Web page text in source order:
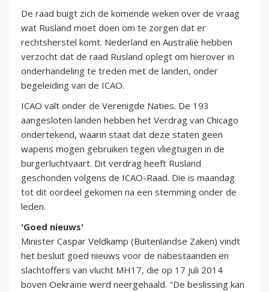
De raad buigt zich de komende weken over de vraag
wat Rusland moet doen om te zorgen dat er
rechtsherstel komt. Nederland en Australië hebben
verzocht dat de raad Rusland oplegt om hierover in
onderhandeling te treden met de landen, onder
begeleiding van de ICAO.
ICAO valt onder de Verenigde Naties. De 193
aangesloten landen hebben het Verdrag van Chicago
ondertekend, waarin staat dat deze staten geen
wapens mogen gebruiken tegen vliegtuigen in de
burgerluchtvaart. Dit verdrag heeft Rusland
geschonden volgens de ICAO-Raad. Die is maandag
tot dit oordeel gekomen na een stemming onder de
leden.
'Goed nieuws'
Minister Caspar Veldkamp (Buitenlandse Zaken) vindt
het besluit goed nieuws voor de nabestaanden en
slachtoffers van vlucht MH17, die op 17 juli 2014
boven Oekraïne werd neergehaald. "De beslissing kan